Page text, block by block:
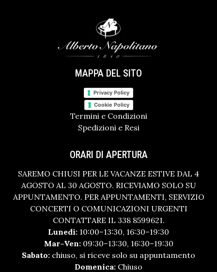
MAPPA DEL SITO
Privacy Policy
Cookie Policy
Termini e Condizioni
Spedizioni e Resi
ORARI DI APERTURA
SAREMO CHIUSI PER LE VACANZE ESTIVE DAL 4
AGOSTO AL 30 AGOSTO. RICEVIAMO SOLO SU
APPUNTAMENTO. PER APPUNTAMENTI, SERVIZIO
CONCERTI O COMUNICAZIONI URGENTI
CONTATTARE IL 338 8599621.
Lunedì: 10:00–13:30, 16:30–19:30
Mar–Ven:09:30–13:30, 16:30–19:30
Sabato: chiuso, si riceve solo su appuntamento
Domenica: Chiuso